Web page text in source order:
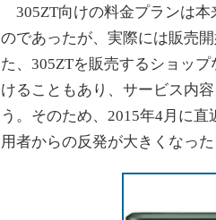
305ZT向けの料金プランは本
のであったが、実際には販売
た、305ZTを販売するショッ
けることもあり、サービス内
う。そのため、2015年4月に
用者からの反発が大きくなった